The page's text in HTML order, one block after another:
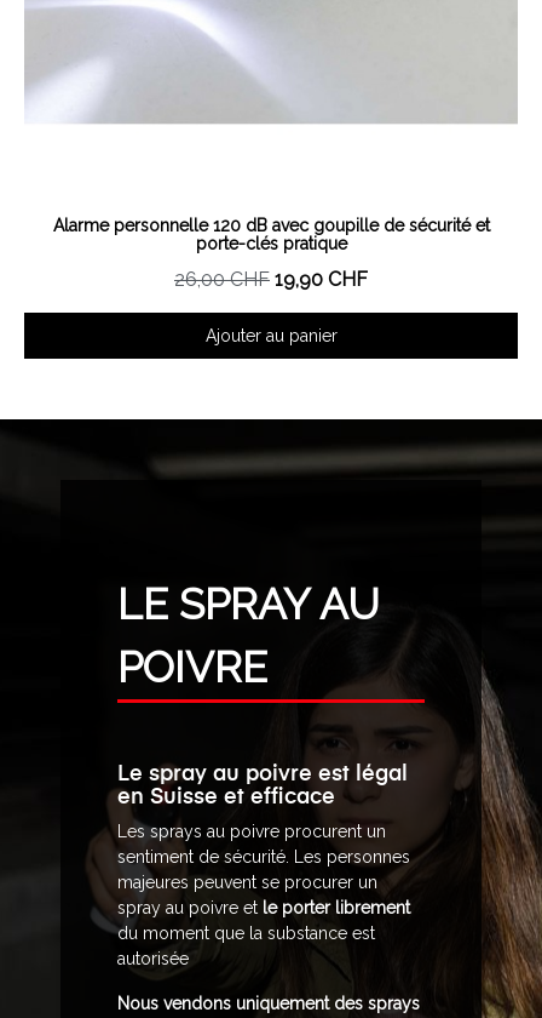
Alarme personnelle 120 dB avec goupille de sécurité et
porte-clés pratique
26,00 CHF 19,90 CHF
Ajouter au panier
LE SPRAY AU
POIVRE
Le spray au poivre est légal
en Suisse et efficace
Les sprays au poivre procurent un
sentiment de sécurité. Les personnes
majeures peuvent se procurer un
spray au poivre et le porter librement
du moment que la substance est
autorisée
Nous vendons uniquement des sprays